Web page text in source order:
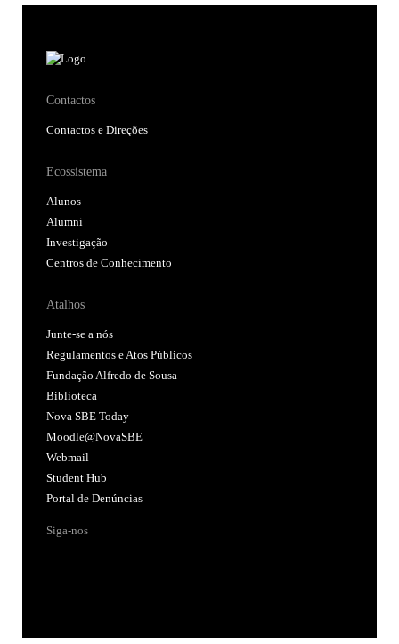
Contactos
Contactos e Direções
Ecossistema
Alunos
Alumni
Investigação
Centros de Conhecimento
Atalhos
Junte-se a nós
Regulamentos e Atos Públicos
Fundação Alfredo de Sousa
Biblioteca
Nova SBE Today
Moodle@NovaSBE
Webmail
Student Hub
Portal de Denúncias
Siga-nos